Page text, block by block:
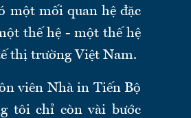
một mối quan hệ đặc
thế hệ - một thế hệ
thị trường Việt Nam.
viên Nhà in Tiến Bộ
tôi chỉ còn vài bước